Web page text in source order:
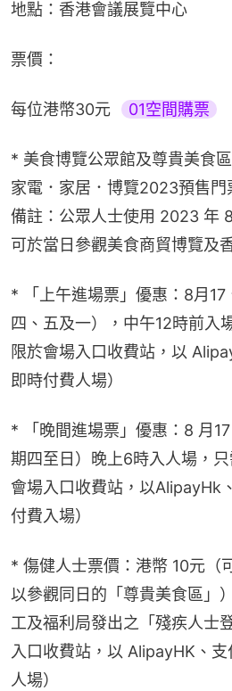
地點：香港會議展覽中心
票價：
每位港幣30元 01空間購票
* 美食博覽公眾館及尊貴美食
家電．家居．博覽2023預售
備註：公眾人士使用 2023 年
可於當日參觀美食商貿博覽及
* 「上午進場票」優惠：8月17
四、五及一），中午12時前入
限於會場入口收費站，以
即時付費人場）
* 「晚間進場票」優惠：8 月
期四至日）晚上6時入人場，
會場入口收費站，以AlipayHk
付費入場）
* 傷健人士票價：港幣 10元（
以參觀同日的「尊貴美食區」
工及福利局發出之「殘疾人士
入口收費站，以 AlipayHK、
人場）